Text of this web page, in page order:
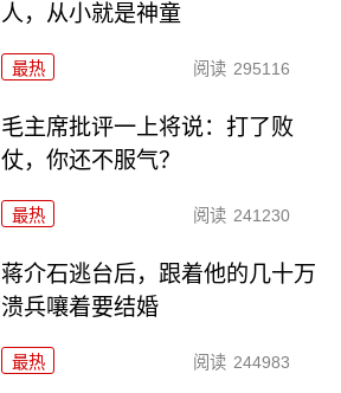
人，从小就是神童
最热 阅读 295116
毛主席批评一上将说：打了败
仗，你还不服气？
最热 阅读 241230
蒋介石逃台后，跟着他的几十万
溃兵嚷着要结婚
最热 阅读 244983